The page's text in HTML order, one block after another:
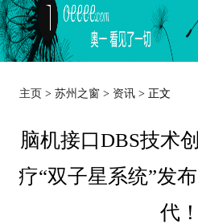
主页 >苏州之窗 > 资讯 > 正文
脑机接口DBS技术
疗“双子星系统”发
代！